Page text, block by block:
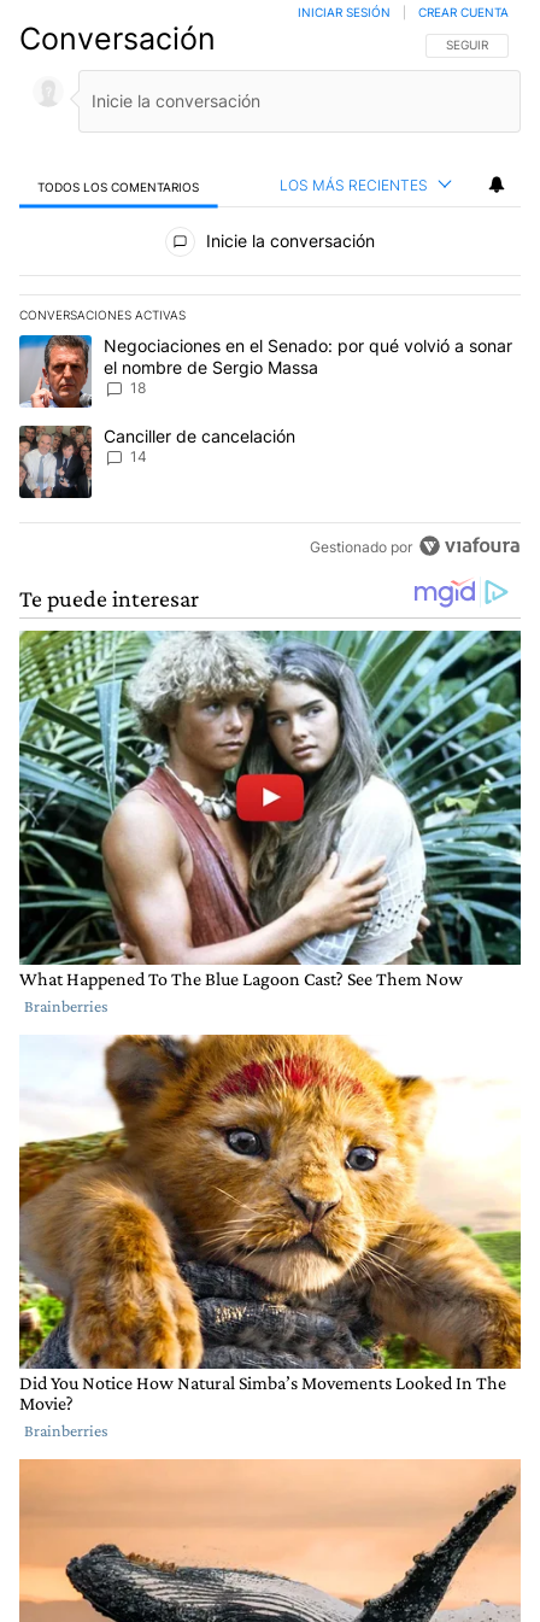
Conversación SIGA ESTA
SEGUIR
INICIAR SESIÓN CREAR CUENTA
TODOS LOS COMENTARIOS LOS MÁS RECIENTES
Todos los comentarios
Inicie la conversación
CONVERSACIONES ACTIVAS
Este listado muestra los artículos con más comentarios en los
Un artículo de tendencia con el título "Negociaciones en el
Negociaciones en el Senado: por qué volvió a sonar
el nombre de Sergio Massa
18
Un artículo de tendencia con el título "Canciller de cancelación"
Canciller de cancelación
14
Gestionado por